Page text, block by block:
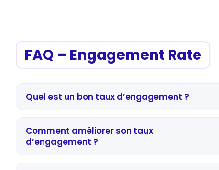
FAQ – Engagement Rate
Quel est un bon taux d’engagement ?
Comment améliorer son taux
d’engagement ?